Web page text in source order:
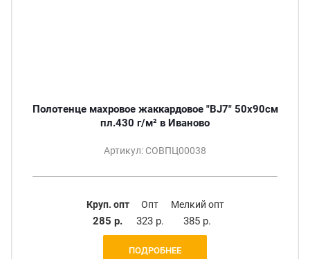
Полотенце махровое жаккардовое "BJ7" 50х90см
пл.430 г/м² в Иваново
Артикул: СОВПЦ00038
Круп. опт
285 р.
Опт
323 р.
Мелкий опт
385 р.
ПОДРОБНЕЕ